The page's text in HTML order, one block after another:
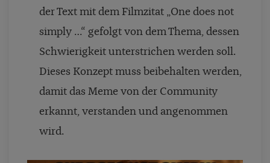
der Text mit dem Filmzitat „One does not
simply …“ gefolgt von dem Thema, dessen
Schwierigkeit unterstrichen werden soll.
Dieses Konzept muss beibehalten werden,
damit das Meme von der Community
erkannt, verstanden und angenommen
wird.